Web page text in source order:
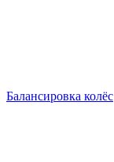
Балансировка колёс